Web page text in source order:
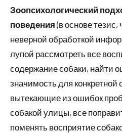
Зоопсихологический
поведения (в основе
неверной обработкой
лупой рассмотреть все
содержание собаки, найти
значимость для конкретной
вытекающие из ошибок
собакой улицы, все
поменять восприятие